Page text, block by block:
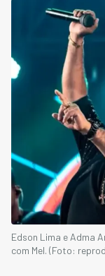
Edson Lima e Adma
com Mel. (Foto: